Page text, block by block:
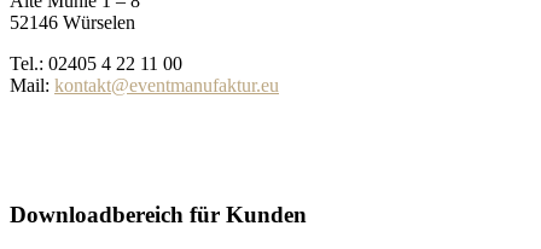
52146 Würselen
Tel.: 02405 4 22 11 00
Mail: kontakt@eventmanufaktur.eu
Downloadbereich für Kunden